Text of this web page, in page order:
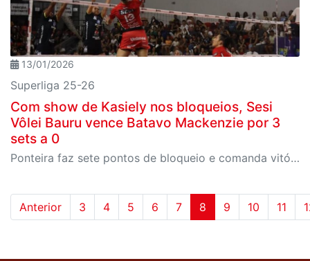
13/01/2026
Superliga 25-26
Com show de Kasiely nos bloqueios, Sesi
Vôlei Bauru vence Batavo Mackenzie por 3
sets a 0
Ponteira faz sete pontos de bloqueio e comanda vitória bauruense fora de casa
Anterior 3 4 5 6 7 8 9 10 11